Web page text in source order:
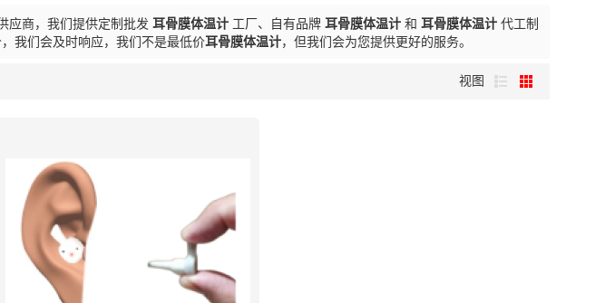
应商，我们提供定制批发 耳骨膜体温计 工厂、自有品牌 耳骨膜体温计 和 耳骨膜体温计 代工制
我们会及时响应，我们不是最低价耳骨膜体温计，但我们会为您提供更好的服务。
视图